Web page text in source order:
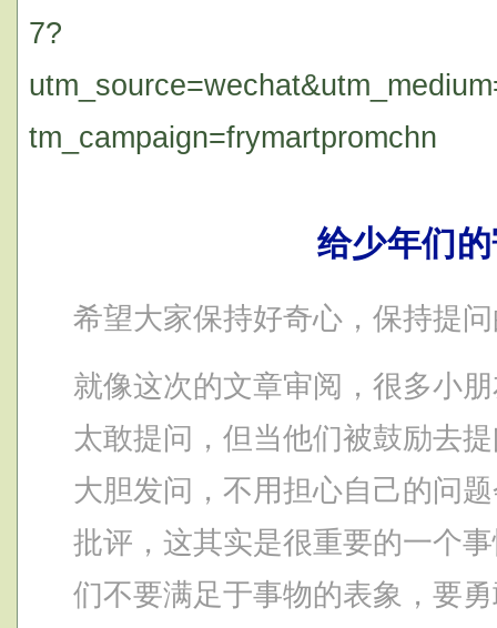
7?
tm_campaign=frymartpromchn
给少年们
希望大家保持好奇心，保持提
就像这次的文章审阅，很多小
太敢提问，但当他们被鼓励去
大胆发问，不用担心自己的问
批评，这其实是很重要的一个
们不要满足于事物的表象，要